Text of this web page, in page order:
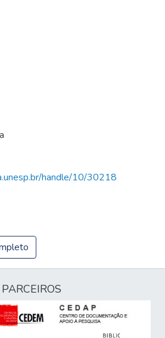
handle/10/30218
PARCEIROS